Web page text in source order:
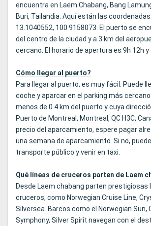
encuentra en Laem Chabang, Bang
Buri, Tailandia. Aquí están las coordenadas
13.1040552, 100.9158073. El puerto se
del centro de la ciudad y a 3 km del
cercano. El horario de apertura es 9h 12h y
Cómo llegar al puerto?
Para llegar al puerto, es muy fácil. Puede
coche y aparcar en el parking más
menos de 0.4 km del puerto y cuya
Puerto de Montreal, Montreal, QC H3C,
precio del aparcamiento, espere pagar
una semana de aparcamiento. Si no,
transporte público y venir en taxi.
Qué líneas de cruceros parten de Laem
Desde Laem chabang parten prestigiosas
cruceros, como Norwegian Cruise Line,
Silversea. Barcos como el Norwegian Sun,
Symphony, Silver Spirit navegan con el